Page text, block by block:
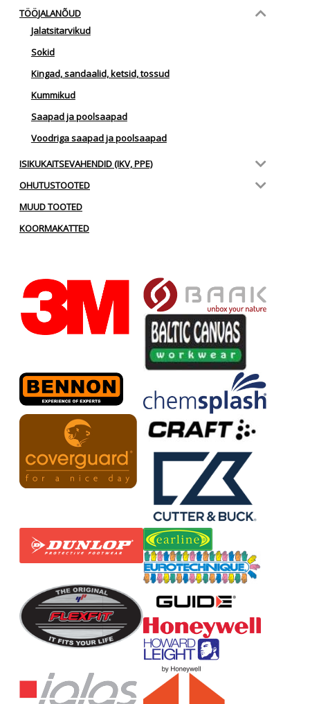
TÖÖJALANÕUD
Jalatsitarvikud
Sokid
Kingad, sandaalid, ketsid, tossud
Kummikud
Saapad ja poolsaapad
Voodriga saapad ja poolsaapad
ISIKUKAITSEVAHENDID (IKV, PPE)
OHUTUSTOOTED
MUUD TOOTED
KOORMAKATTED